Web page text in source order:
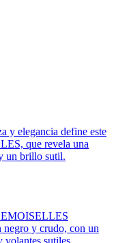
y elegancia define este
que revela una
un brillo sutil.
negro y crudo, con un
volantes sutiles.